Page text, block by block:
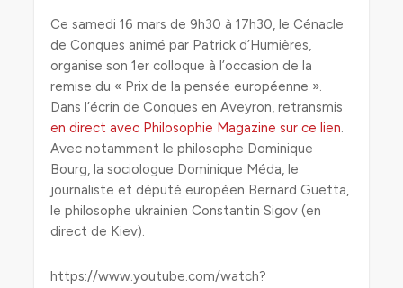
Ce samedi 16 mars de 9h30 à 17h30, le Cénacle
de Conques animé par Patrick d’Humières,
organise son 1er colloque à l’occasion de la
remise du « Prix de la pensée européenne ».
Dans l’écrin de Conques en Aveyron, retransmis
en direct avec Philosophie Magazine sur ce lien.
Avec notamment le philosophe Dominique
Bourg, la sociologue Dominique Méda, le
journaliste et député européen Bernard Guetta,
le philosophe ukrainien Constantin Sigov (en
direct de Kiev).
https://www.youtube.com/watch?